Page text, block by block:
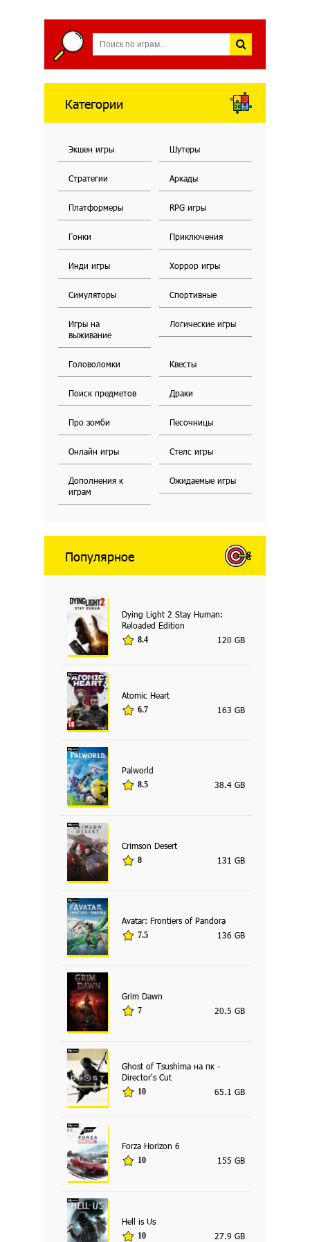
Категории
Экшен игры Шутеры
Стратегии Аркады
Платформеры RPG игры
Гонки Приключения
Инди игры Хоррор игры
Симуляторы Спортивные
Игры на
выживание
Логические игры
Головоломки Квесты
Поиск предметов Драки
Про зомби Песочницы
Онлайн игры Стелс игры
Дополнения к
играм
Ожидаемые игры
Популярное
Dying Light 2 Stay Human:
Reloaded Edition
8.4 120 GB
Atomic Heart
6.7 163 GB
Palworld
8.5 38.4 GB
Crimson Desert
8 131 GB
Avatar: Frontiers of Pandora
7.5 136 GB
Grim Dawn
7 20.5 GB
Ghost of Tsushima на пк -
Director's Cut
10 65.1 GB
Forza Horizon 6
10 155 GB
Hell is Us
10 27.9 GB